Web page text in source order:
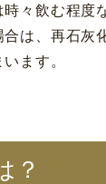
々飲む程度
合は、再石灰
ます。
？